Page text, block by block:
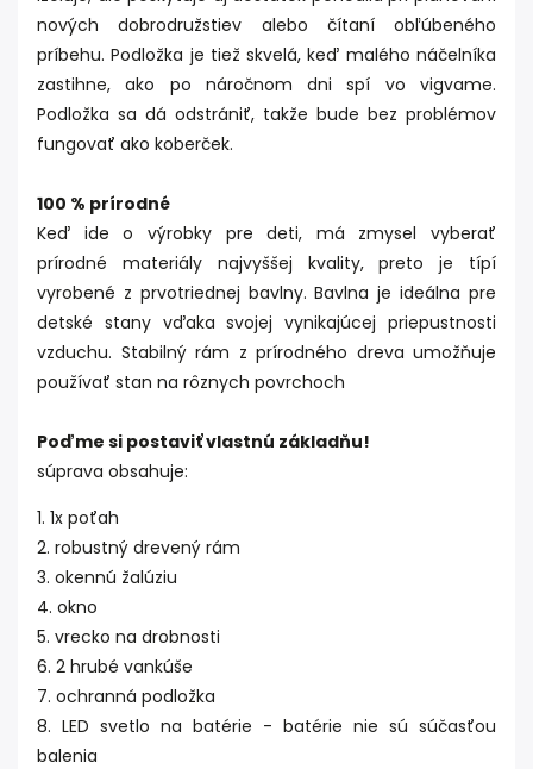
nových dobrodružstiev alebo čítaní obľúbeného
príbehu. Podložka je tiež skvelá, keď malého náčelníka
zastihne, ako po náročnom dni spí vo vigvame.
Podložka sa dá odstrániť, takže bude bez problémov
fungovať ako koberček.
100 % prírodné
Keď ide o výrobky pre deti, má zmysel vyberať
prírodné materiály najvyššej kvality, preto je típí
vyrobené z prvotriednej bavlny. Bavlna je ideálna pre
detské stany vďaka svojej vynikajúcej priepustnosti
vzduchu. Stabilný rám z prírodného dreva umožňuje
používať stan na rôznych povrchoch
Poďme si postaviť vlastnú základňu!
súprava obsahuje:
1. 1x poťah
2. robustný drevený rám
3. okennú žalúziu
4. okno
5. vrecko na drobnosti
6. 2 hrubé vankúše
7. ochranná podložka
8. LED svetlo na batérie - batérie nie sú súčasťou
balenia